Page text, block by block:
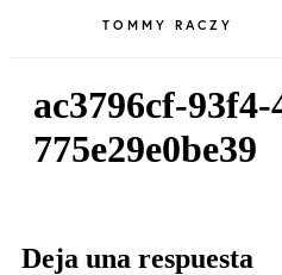
TOMMY RACZY
ac3796cf-
775e29e0be39
Deja una respuesta